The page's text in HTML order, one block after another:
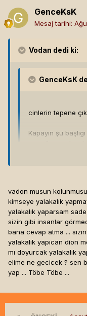
GenceKsK
Mesaj tarihi:
Vodan dedi ki:
GenceKsK
cinlerin tepene
Kapayın şu
diyerek aklınca
diyerek yağ çektiğin
farkında mısın sen?
@Mr_Hand, böle
tüketmeye değmezki
vadon musun
kimseye yalakalık
yalakalık yaparsam
sizin gibi insanlar
bana cevap atma ...
yalakalık yapıcan dion
mı doyurcak yalakalık
elime ne gecicek ? sen
yap ... Töbe Töbe ...